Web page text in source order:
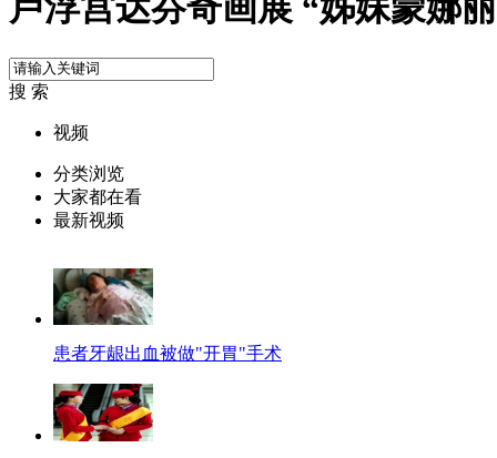
卢浮宫达芬奇画展 “姊妹蒙娜
搜 索
视频
分类浏览
大家都在看
最新视频
患者牙龈出血被做"开胃"手术